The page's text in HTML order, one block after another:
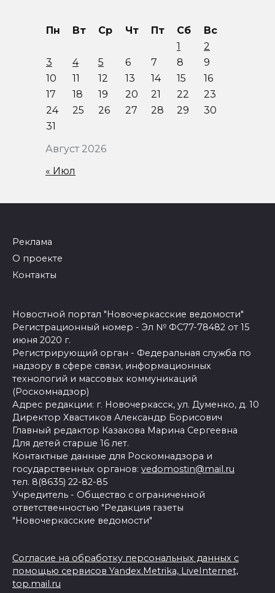
Август 2026
Пн Вт Ср Чт Пт Сб
Вс
1
2
3
4 5 6 7 8
9
10
11 12 13 14 15
16
17
18 19 20 21 22
23
24
25 26 27 28 29
30
31
« Июл
Реклама
О проекте
Контакты
Новостной портал "Новочеркасские ведомости"
Регистрационный номер - Эл № ФС77-78482 от 15
июня 2020 г.
Регистрирующий орган - Федеральная служба по
надзору в сфере связи, информационных
технологий и массовых коммуникаций
(Роскомнадзор)
Адрес редакции: г. Новочеркасск, ул. Думенко, д. 10
Директор Хвастиков Александр Борисович
Главный редактор Казакова Марина Сергеевна
Для детей старше 16 лет.
Контактные данные для Роскомнадзора и
государственных органов: vedomostin@mail.ru
тел. 8(8635) 22-82-85
Учредитель - Общество с ограниченной
ответственностью "Редакция газеты
"Новочеркасские ведомости"
Согласие на обработку персональных данных с
помощью сервисов Yandex.Metrika, LiveInternet,
top.mail.ru